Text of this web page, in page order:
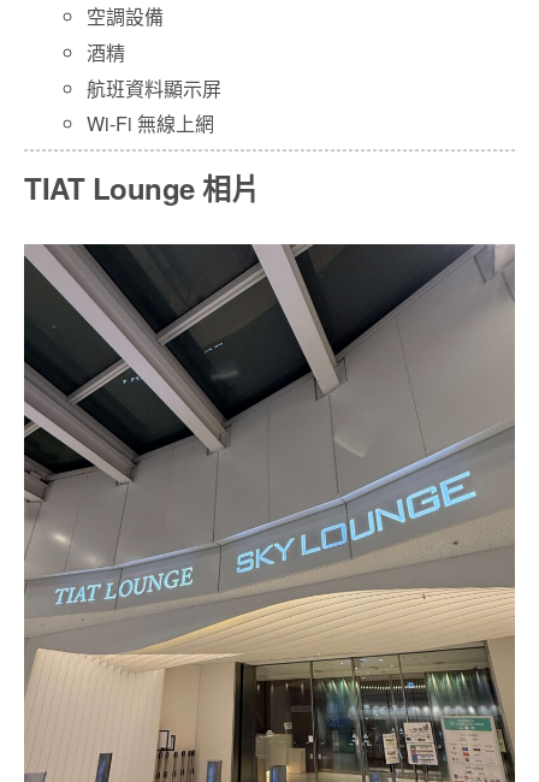
空調設備
酒精
航班資料顯示屏
Wi-Fi 無線上網
TIAT Lounge 相片